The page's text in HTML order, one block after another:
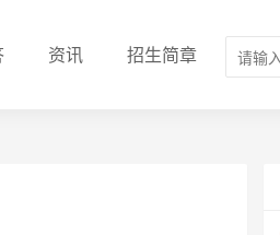
资讯 招生简章